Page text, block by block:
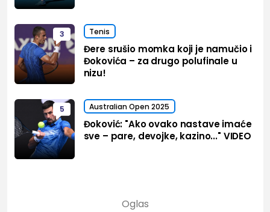
3 Tenis
Đere srušio momka koji je namučio i
Đokovića – za drugo polufinale u
nizu!
5 Australian Open 2025
Đoković: "Ako ovako nastave imaće
sve – pare, devojke, kazino..." VIDEO